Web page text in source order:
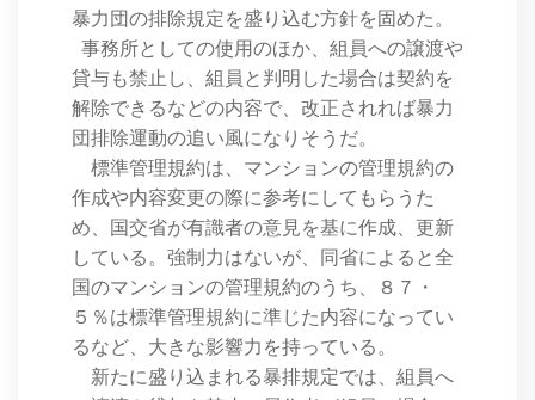
暴力団の排除規定を盛り込む方針を固めた。
事務所としての使用のほか、組員への譲渡や
貸与も禁止し、組員と判明した場合は契約を
解除できるなどの内容で、改正されれば暴力
団排除運動の追い風になりそうだ。
標準管理規約は、マンションの管理規約の
作成や内容変更の際に参考にしてもらうた
め、国交省が有識者の意見を基に作成、更新
している。強制力はないが、同省によると全
国のマンションの管理規約のうち、８７・
５％は標準管理規約に準じた内容になってい
るなど、大きな影響力を持っている。
新たに盛り込まれる暴排規定では、組員へ